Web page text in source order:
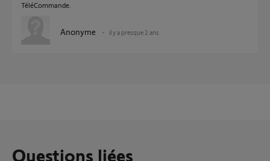
TéléCommande.
Anonyme il y a presque 2 ans
Questions liées